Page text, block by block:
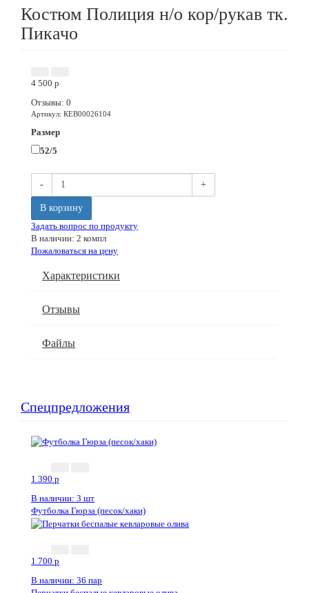
Костюм Полиция н/о кор/рукав тк.
Пикачо
4 500 p
Отзывы: 0
Артикул: КЕВ00026104
Размер
52/5
- +
В корзину
Задать вопрос по продукту
В наличии: 2 компл
Пожаловаться на цену
Характеристики
Отзывы
Файлы
Спецпредложения
1 390 p
В наличии: 3 шт
Футболка Гюрза (песок/хаки)
1 700 p
В наличии: 36 пар